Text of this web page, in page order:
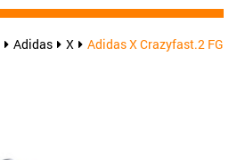
Adidas X Adidas X Crazyfast.2 FG